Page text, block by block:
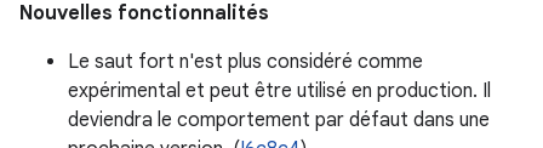
Nouvelles fonctionnalités
Le saut fort n'est plus considéré comme
expérimental et peut être utilisé en production. Il
deviendra le comportement par défaut dans une